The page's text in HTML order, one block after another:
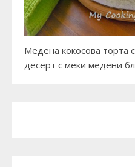
Медена кокосова
десерт с меки медени